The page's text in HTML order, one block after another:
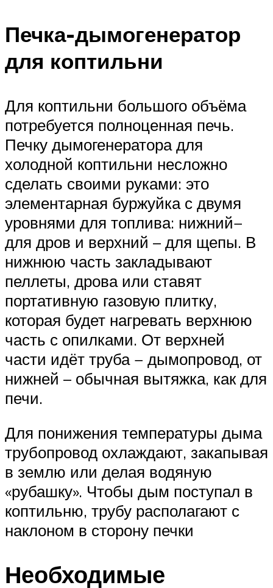
Печка-дымогенератор
для коптильни
Для коптильни большого объёма
потребуется полноценная печь.
Печку дымогенератора для
холодной коптильни несложно
сделать своими руками: это
элементарная буржуйка с двумя
уровнями для топлива: нижний−
для дров и верхний – для щепы. В
нижнюю часть закладывают
пеллеты, дрова или ставят
портативную газовую плитку,
которая будет нагревать верхнюю
часть с опилками. От верхней
части идёт труба − дымопровод, от
нижней – обычная вытяжка, как для
печи.
Для понижения температуры дыма
трубопровод охлаждают, закапывая
в землю или делая водяную
«рубашку». Чтобы дым поступал в
коптильню, трубу располагают с
наклоном в сторону печки
Необходимые